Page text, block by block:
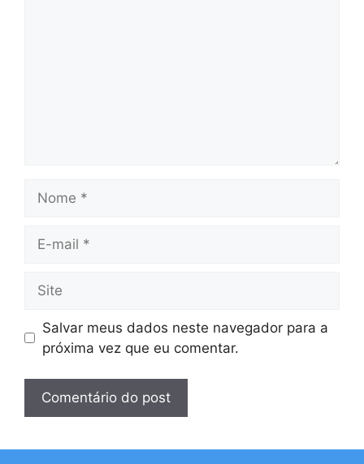
mail
Salvar meus dados neste navegador para a
próxima vez que eu comentar.